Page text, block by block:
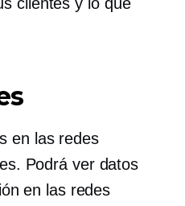
en las redes
Podrá ver datos
en las redes